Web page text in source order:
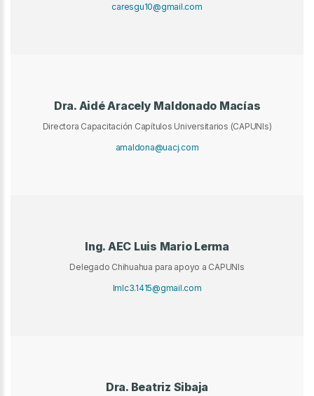
caresgu10@gmail.com
Dra. Aidé Aracely Maldonado Macías
Directora Capacitación Capítulos Universitarios (CAPUNIs)
amaldona@uacj.com
Ing. AEC Luis Mario Lerma
Delegado Chihuahua para apoyo a CAPUNIs
lmlc3.1415@gmail.com
Dra. Beatriz Sibaja